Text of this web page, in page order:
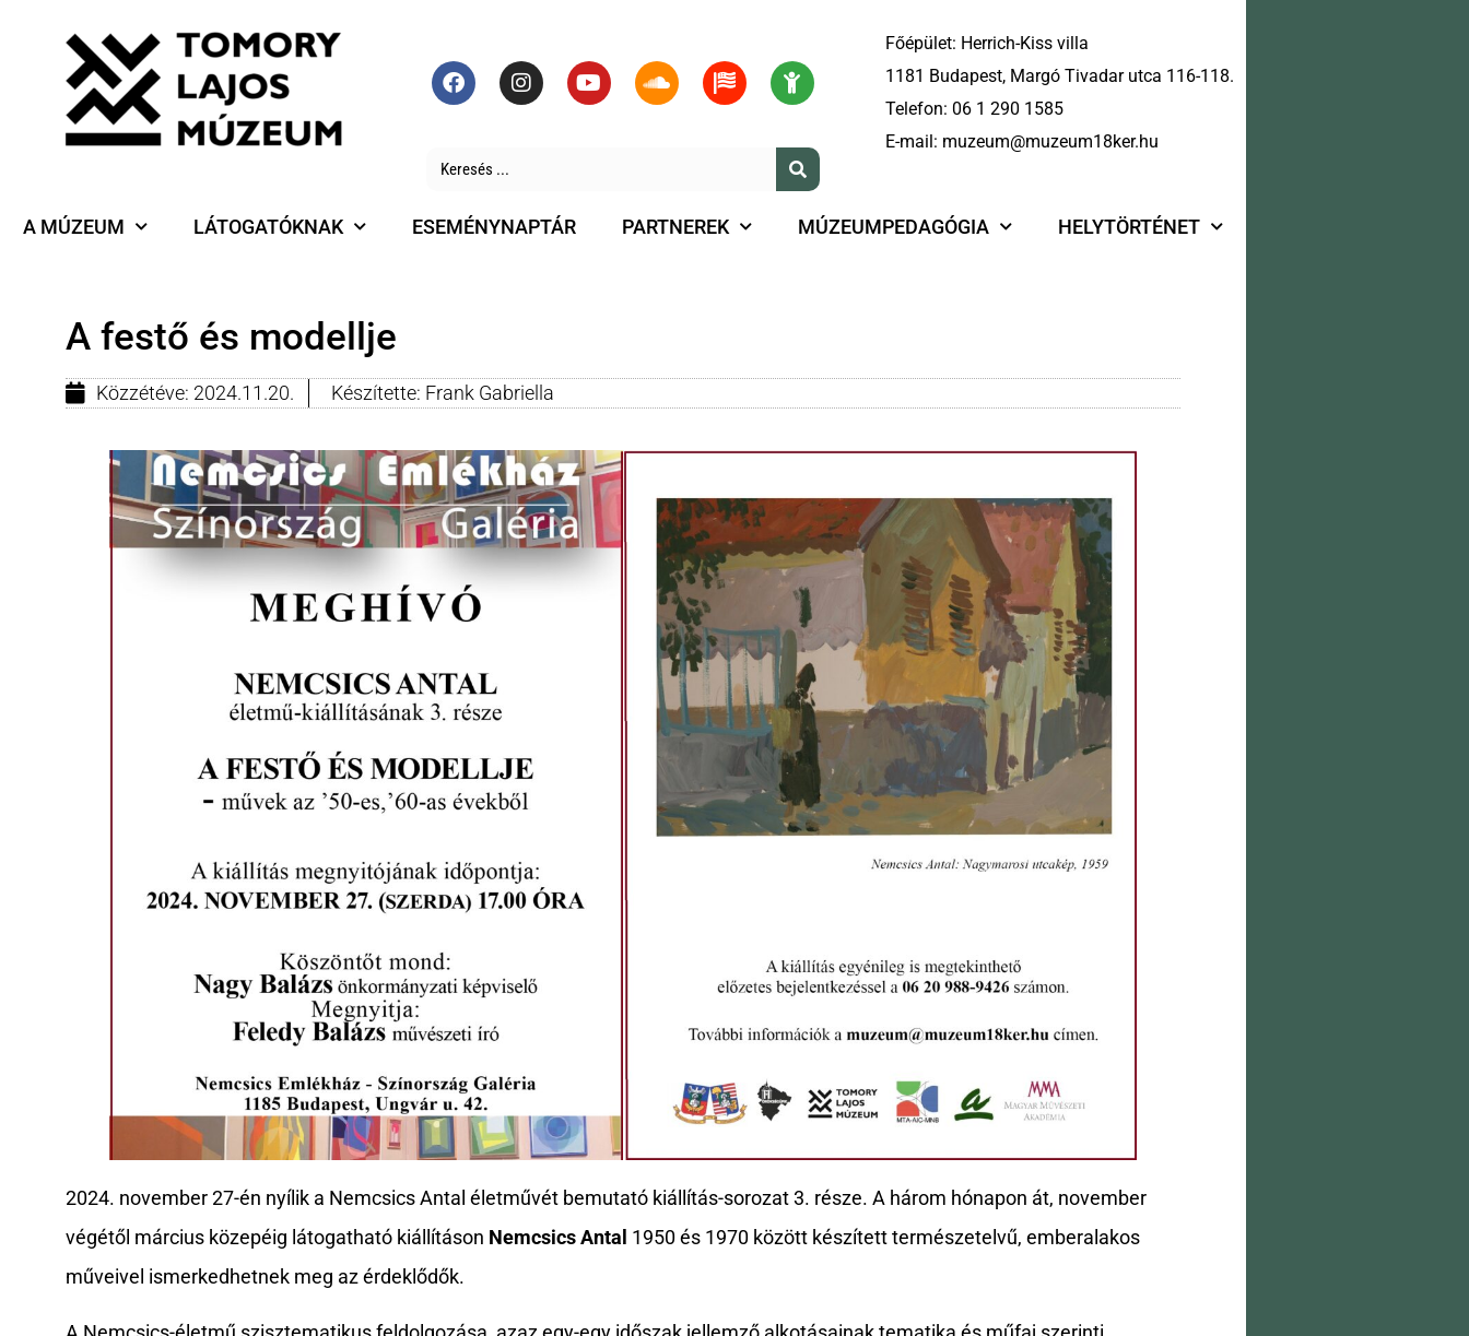
Főépület: Herrich-Kiss villa
1181 Budapest, Margó Tivadar utca 116-118.
Telefon: 06 1 290 1585
E-mail: muzeum@muzeum18ker.hu
A MÚZEUM LÁTOGATÓKNAK ESEMÉNYNAPTÁR PARTNEREK MÚZEUMPEDAGÓGIA HELYTÖRTÉNET
A festő és modellje
Közzétéve: 2024.11.20. Készítette: Frank Gabriella
2024. november 27-én nyílik a Nemcsics Antal életművét bemutató kiállítás-sorozat 3. része. A három hónapon át, november
végétől március közepéig látogatható kiállításon Nemcsics Antal 1950 és 1970 között készített természetelvű, emberalakos
műveivel ismerkedhetnek meg az érdeklődők.